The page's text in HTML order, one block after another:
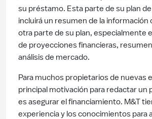
su préstamo. Esta parte de su plan
incluirá un resumen de la información
otra parte de su plan, especialmente
de proyecciones financieras,
análisis de mercado.
Para muchos propietarios de nuevas
principal motivación para redactar un
es asegurar el financiamiento. M&T
experiencia y los conocimientos para